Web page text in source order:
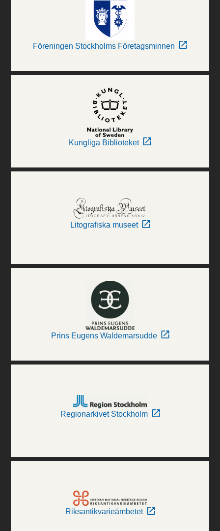
Föreningen Stockholms Företagsminnen
Kungliga Biblioteket
Litografiska museet
Prins Eugens Waldemarsudde
Regionarkivet Stockholm
Riksantikvarieämbetet